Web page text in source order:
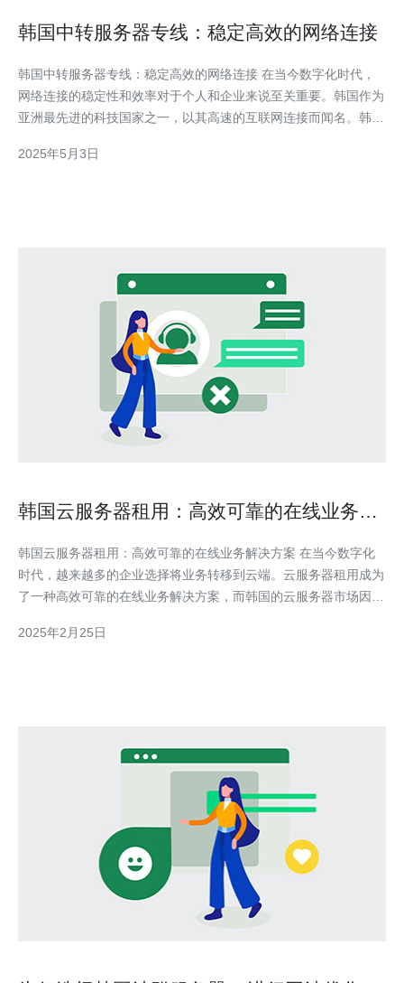
韩国中转服务器专线：稳定高效的网络连接
韩国中转服务器专线：稳定高效的网络连接 在当今数字化时代，
网络连接的稳定性和效率对于个人和企业来说至关重要。韩国作为
亚洲最先进的科技国家之一，以其高速的互联网连接而闻名。韩国
选。 韩国中转服务器专线建立在先进的网络基础设施上，具有极
2025年5月3日
韩国云服务器租用：高效可靠的在线业务解
韩国云服务器租用：高效可靠的在线业务解决方案 在当今数字化
时代，越来越多的企业选择将业务转移到云端。云服务器租用成为
了一种高效可靠的在线业务解决方案，而韩国的云服务器市场因其
势，并探讨为什么选择韩国作为您的在线业务解决方案。
2025年2月25日